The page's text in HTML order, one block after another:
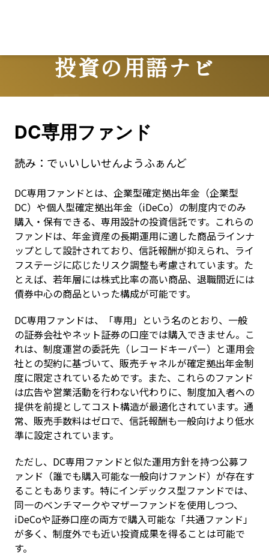
投資の用語ナビ
Terms
DC専用ファンド
読み： でぃいしいせんようふぁんど
DC専用ファンドとは、企業型確定拠出年金（企業型
DC）や個人型確定拠出年金（iDeCo）の制度内でのみ
購入・保有できる、専用設計の投資信託です。これらの
ファンドは、年金資産の長期運用に適した商品ラインナ
ップとして設計されており、信託報酬が抑えられ、ライ
フステージに応じたリスク調整も考慮されています。た
とえば、若年層には株式比率の高い商品、退職間近には
債券中心の商品といった構成が可能です。
DC専用ファンドは、「専用」という名のとおり、一般
の証券会社やネット証券の口座では購入できません。こ
れは、制度運営の委託先（レコードキーパー）と運用会
社との契約に基づいて、販売チャネルが確定拠出年金制
度に限定されているためです。また、これらのファンド
は広告や営業活動を行わない代わりに、制度加入者への
提供を前提としてコスト構造が最適化されています。通
常、販売手数料はゼロで、信託報酬も一般向けより低水
準に設定されています。
ただし、DC専用ファンドと似た運用方針を持つ公募フ
ァンド（誰でも購入可能な一般向けファンド）が存在す
ることもあります。特にインデックス型ファンドでは、
同一のベンチマークやマザーファンドを使用しつつ、
iDeCoや証券口座の両方で購入可能な「共通ファンド」
が多く、制度外でも近い投資成果を得ることは可能で
す。